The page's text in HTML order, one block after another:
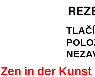
Zen in der Kunst